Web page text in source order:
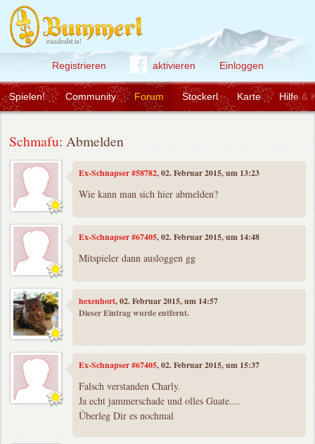
Registrieren aktivieren Einloggen
Community Forum Stockerl Karte Hilfe &
Spielen!
Schmafu: Abmelden
Ex-Schnapser #58782, 02. Februar 2015, um 13:23
Wie kann man sich hier abmelden?
Ex-Schnapser #67405, 02. Februar 2015, um 14:48
Mitspieler dann ausloggen gg
hexenhort, 02. Februar 2015, um 14:57
Dieser Eintrag wurde entfernt.
Ex-Schnapser #67405, 02. Februar 2015, um 15:37
Falsch verstanden Charly.
Ja echt jammerschade und olles Guate....
Überleg Dir es nochmal